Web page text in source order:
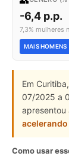
-6,4 p.p.
7,3% mulheres
MAIS HOMENS
Em
07/2025 a
apresentou
acelerando
Como usar